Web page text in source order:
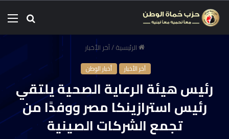
الرئيسية/آخر الأخبار
آخر الأخبار أخبار الوطن
رئيس هيئة الرعاية الصحية يلتقي
رئيس استرازينكا مصر ووفدًا من
تجمع الشركات الصينية